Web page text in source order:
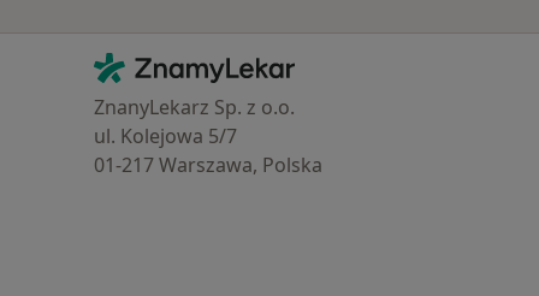
Kontakt
ZnamyLekar - Hlavní stránka
ZnanyLekarz Sp. z o.o.
ul. Kolejowa 5/7
01-217 Warszawa, Polska